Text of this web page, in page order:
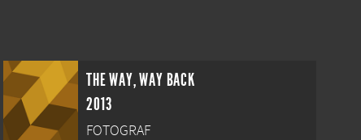
THE WAY, WAY BACK
2013
FOTOGRAF